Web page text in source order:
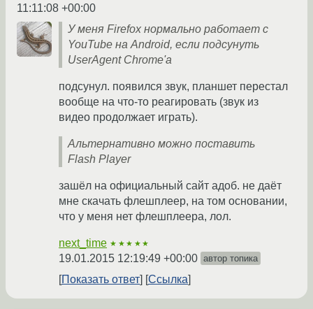
11:11:08 +00:00
У меня Firefox нормально работает с
YouTube на Android, если подсунуть
UserAgent Chrome'а
подсунул. появился звук, планшет перестал
вообще на что-то реагировать (звук из
видео продолжает играть).
Альтернативно можно поставить
Flash Player
зашёл на официальный сайт адоб. не даёт
мне скачать флешплеер, на том основании,
что у меня нет флешплеера, лол.
next_time ★★★★★
19.01.2015 12:19:49 +00:00 автор топика
Показать ответ Ссылка